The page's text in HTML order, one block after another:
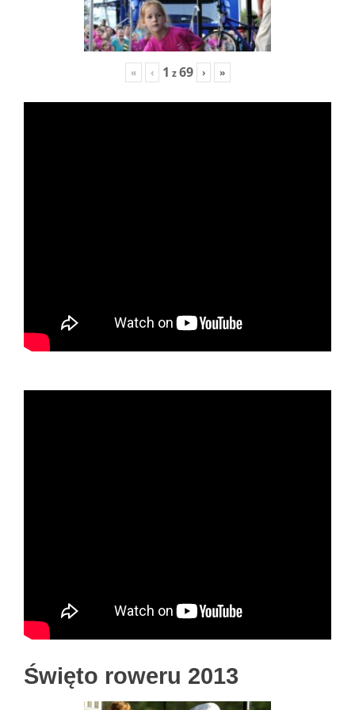
« ‹ 1 z69 › »
Święto roweru 2013